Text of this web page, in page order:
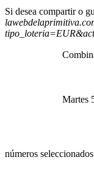
Si desea compartir o
Martes
números seleccionados